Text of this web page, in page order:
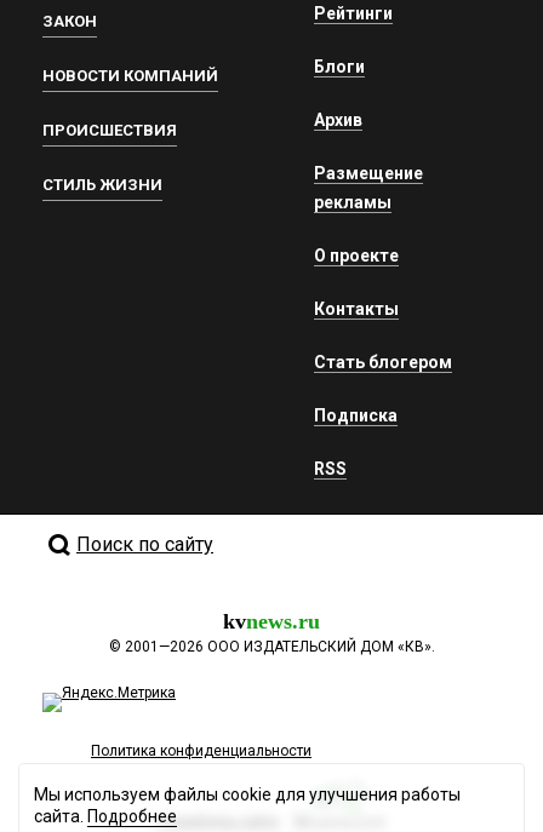
ЗАКОН
НОВОСТИ КОМПАНИЙ
ПРОИСШЕСТВИЯ
СТИЛЬ ЖИЗНИ
Рейтинги
Блоги
Архив
Размещение
рекламы
О проекте
Контакты
Стать блогером
Подписка
RSS
Поиск по сайту
kvnews.ru
© 2001—2026 ООО ИЗДАТЕЛЬСКИЙ ДОМ «КВ».
Политика конфиденциальности
Разработка сайта
Мы используем файлы cookie для улучшения работы
сайта. Подробнее